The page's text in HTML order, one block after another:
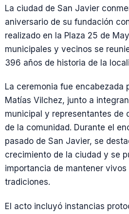
La ciudad de San Javier
aniversario de su fundación
realizado en la Plaza 25 de
municipales y vecinos se
396 años de historia de la
La ceremonia fue encabezada
Matías Vilchez, junto a
municipal y representantes de
de la comunidad. Durante el
pasado de San Javier, se
crecimiento de la ciudad y se
importancia de mantener
tradiciones.
El acto incluyó instancias